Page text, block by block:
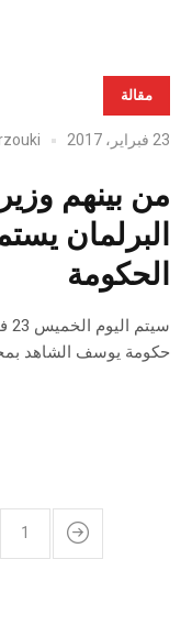
مقالة
23 فبراير، 2017
من بينهم
الحكومة
حكومة يوسف الشاهد
1